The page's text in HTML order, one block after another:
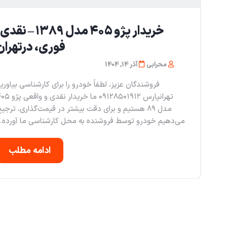
خریدار پژو ۴۰۵ مدل ۱۳۸۹ –
فوری،
محرابی آذر 14, 1404
فروشندگان عزیز، لطفاً خودرو را برای کارشناسی
تهرانپارس ۰۹۱۲۸۵۰۱۹۱۲ ما
مدل ۸۹ هستیم و برای دقت بیشتر در قیمت‌گذاری،
می‌دهیم خودرو توسط فروشنده به محل کارشناسی ما
ادامه مطلب